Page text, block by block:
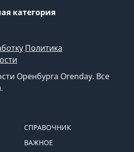
категория
Политика
Оренбурга Orenday. Все
СПРАВОЧНИК
ВАЖНОЕ